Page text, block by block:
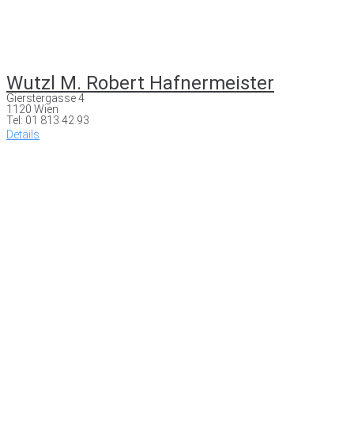
Wutzl M. Robert Hafnermeister
Gierstergasse 4
1120 Wien
Tel: 01 813 42 93
Details